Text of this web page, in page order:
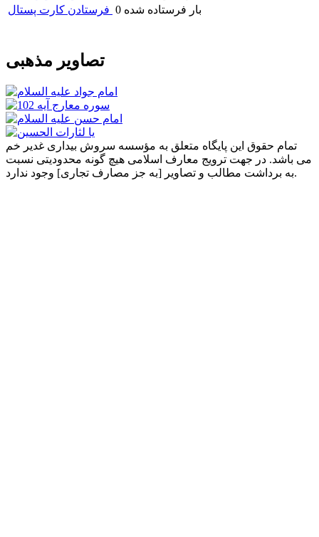
0 بار فرستاده شده
تصاویر مذهبی
تمام حقوق این پایگاه متعلق به مؤسسه سروش بیداری غدیر خم
می باشد. در جهت ترویج معارف اسلامی هیچ گونه محدودیتی نسبت
به برداشت مطالب و تصاویر [به جز مصارف تجاری] وجود ندارد.